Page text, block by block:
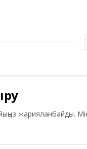
жарияланбайды.